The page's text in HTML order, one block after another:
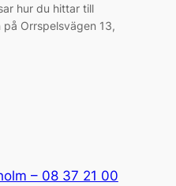
hur du hittar till
Orrspelsvägen 13,
– 08 37 21 00